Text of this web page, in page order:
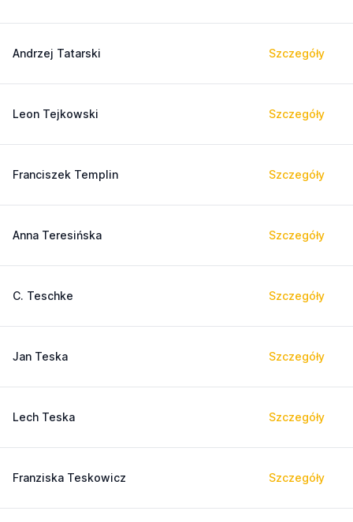
Andrzej Tatarski Szczegóły
Leon Tejkowski Szczegóły
Franciszek Templin Szczegóły
Anna Teresińska Szczegóły
C. Teschke Szczegóły
Jan Teska Szczegóły
Lech Teska Szczegóły
Franziska Teskowicz Szczegóły